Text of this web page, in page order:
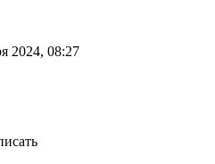
2024, 08:27